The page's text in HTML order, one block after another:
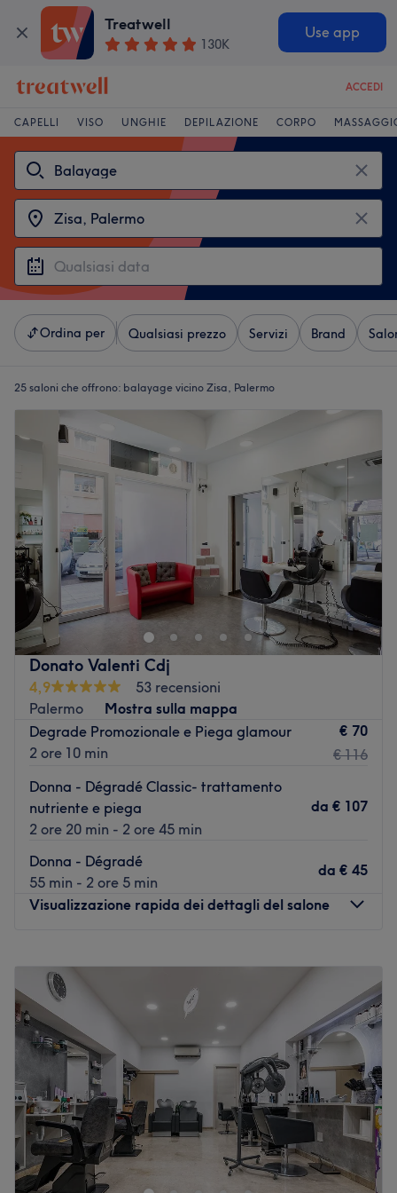
Treatwell
130K
Use app
ACCEDI
CAPELLI VISO UNGHIE DEPILAZIONE CORPO
Ordina per Qualsiasi prezzo Servizi Brand
25 saloni che offrono: balayage vicino Zisa, Palermo
Donato Valenti Cdj
4,9
53 recensioni
Palermo
Mostra sulla mappa
Degrade Promozionale e Piega glamour
2 ore 10 min
€ 70
€ 116
Donna - Dégradé Classic- trattamento
nutriente e piega
2 ore 20 min - 2 ore 45 min
da € 107
Donna - Dégradé
55 min - 2 ore 5 min
da € 45
Visualizzazione rapida dei dettagli del salone
Martedì
Mercoledì
Giovedì
08:30
14:00
Venerdì
08:30–18:30
Sabato
08:30–18:30
Domenica
Chiuso
Donato Valenti Cdj, si trova a Palermo. Questo moderno
salone di parrucchiere, propone trattamenti per capelli
che donano alla tua chioma un look totalmente
personalizzato.